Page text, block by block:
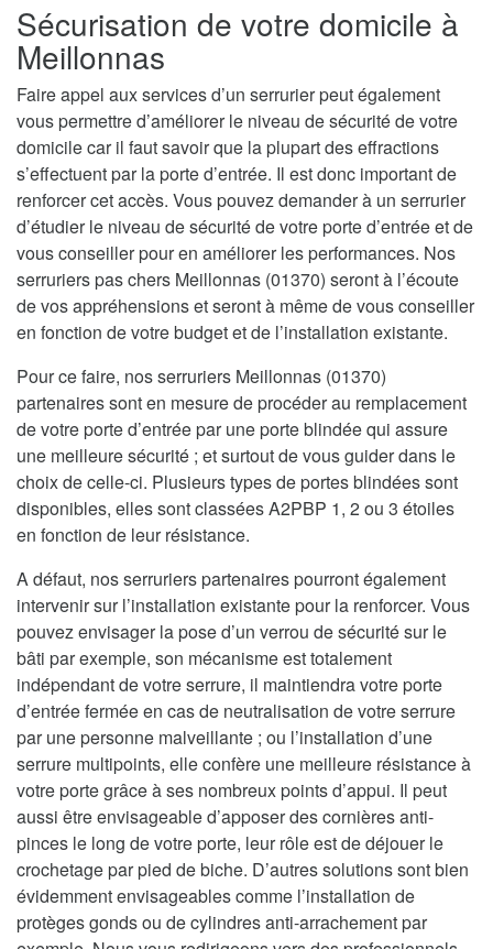
Sécurisation de votre domicile à
Meillonnas
Faire appel aux services d’un serrurier peut également
vous permettre d’améliorer le niveau de sécurité de votre
domicile car il faut savoir que la plupart des effractions
s’effectuent par la porte d’entrée. Il est donc important de
renforcer cet accès. Vous pouvez demander à un serrurier
d’étudier le niveau de sécurité de votre porte d’entrée et de
vous conseiller pour en améliorer les performances. Nos
serruriers pas chers Meillonnas (01370) seront à l’écoute
de vos appréhensions et seront à même de vous conseiller
en fonction de votre budget et de l’installation existante.
Pour ce faire, nos serruriers Meillonnas (01370)
partenaires sont en mesure de procéder au remplacement
de votre porte d’entrée par une porte blindée qui assure
une meilleure sécurité ; et surtout de vous guider dans le
choix de celle-ci. Plusieurs types de portes blindées sont
disponibles, elles sont classées A2PBP 1, 2 ou 3 étoiles
en fonction de leur résistance.
A défaut, nos serruriers partenaires pourront également
intervenir sur l’installation existante pour la renforcer. Vous
pouvez envisager la pose d’un verrou de sécurité sur le
bâti par exemple, son mécanisme est totalement
indépendant de votre serrure, il maintiendra votre porte
d’entrée fermée en cas de neutralisation de votre serrure
par une personne malveillante ; ou l’installation d’une
serrure multipoints, elle confère une meilleure résistance à
votre porte grâce à ses nombreux points d’appui. Il peut
aussi être envisageable d’apposer des cornières anti-
pinces le long de votre porte, leur rôle est de déjouer le
crochetage par pied de biche. D’autres solutions sont bien
évidemment envisageables comme l’installation de
protèges gonds ou de cylindres anti-arrachement par